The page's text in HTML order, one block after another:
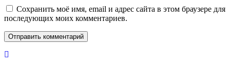
Сохранить моё имя, email и адрес сайта в этом браузере для
последующих моих комментариев.